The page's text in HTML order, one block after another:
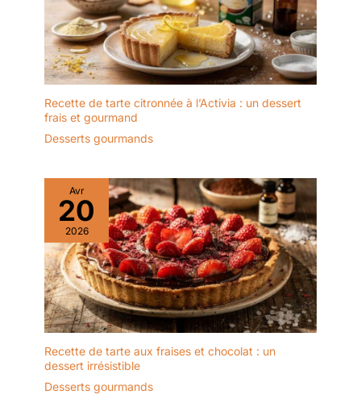
Recette de tarte citronnée à l’Activia : un dessert
frais et gourmand
Desserts gourmands
Avr
20
2026
Recette de tarte aux fraises et chocolat : un
dessert irrésistible
Desserts gourmands